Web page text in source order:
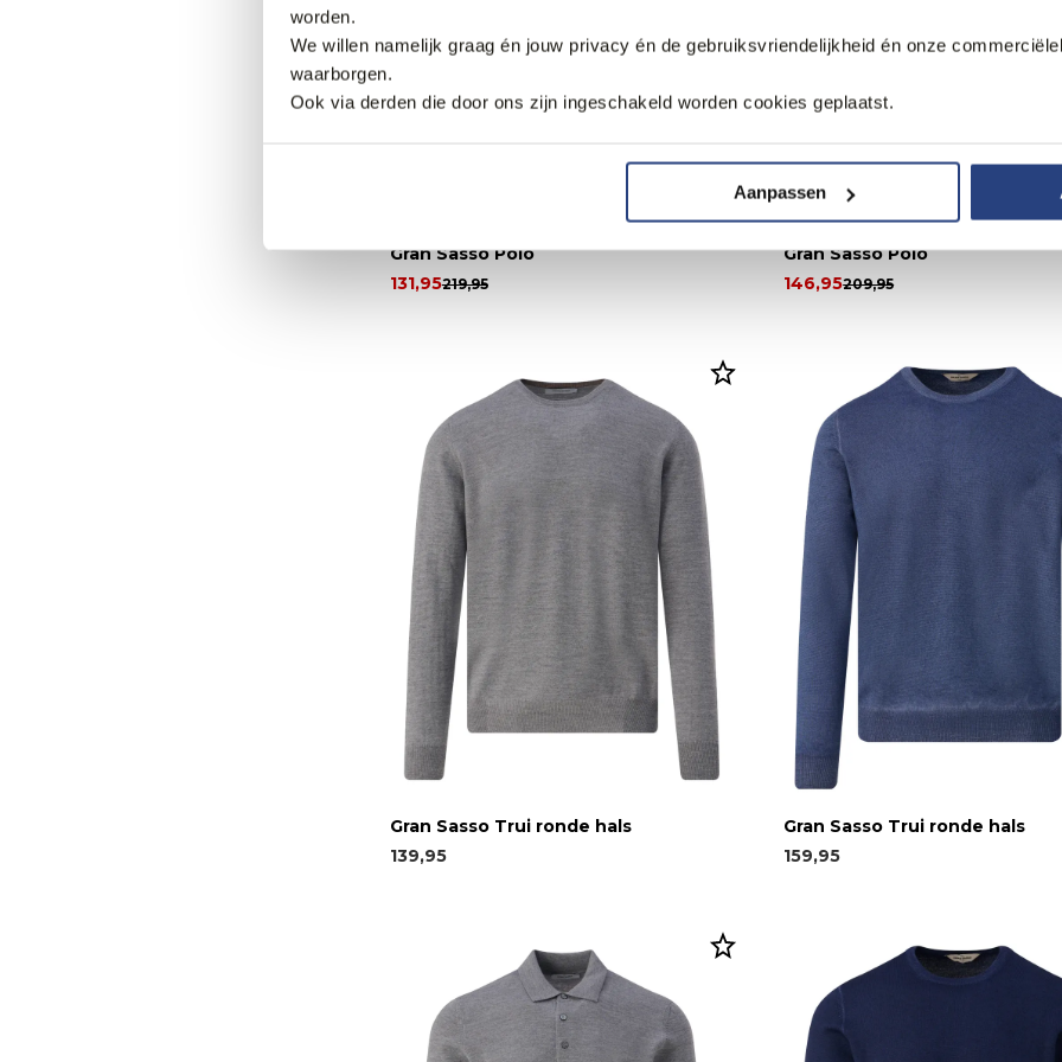
worden.
We willen namelijk graag én jouw privacy én de gebruiksvriendelijkheid én onze
waarborgen.
Ook via derden die door ons zijn ingeschakeld worden cookies geplaatst.
Aanpassen
Gran Sasso Polo
219,95
131,95
30% korting
Gran Sasso Polo
209,95
146,95
Gran Sasso Trui ronde hals
139,95
Gran Sasso Trui ronde hals
159,95